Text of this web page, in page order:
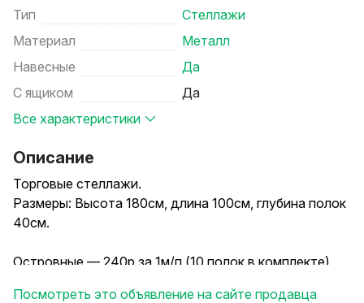
Тип
Стеллажи
Материал
Металл
Навесные
Да
С ящиком
Да
Все характеристики
Описание
Торговые стеллажи.
Размеры: Высота 180см, длина 100см, глубина полок
40см.
Островные — 240р за 1м/п (10 полок в комплекте)
Посмотреть это объявление на сайте продавца